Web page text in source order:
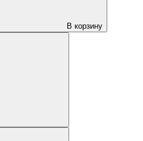
В корзину